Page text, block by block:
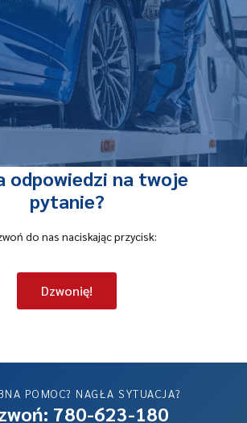
odpowiedzi na twoje
pytanie?
do nas naciskając przycisk:
Dzwonię!
POMOC? NAGŁA SYTUACJA?
780-623-180